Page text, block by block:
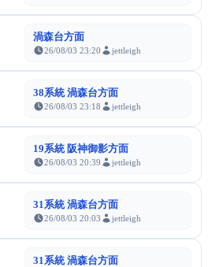
渦森台方面
26/08/03 23:20 jettleigh
38系統 渦森台方面
26/08/03 23:18 jettleigh
19系統 阪神御影方面
26/08/03 20:39 jettleigh
31系統 渦森台方面
26/08/03 20:03 jettleigh
31系統 渦森台方面